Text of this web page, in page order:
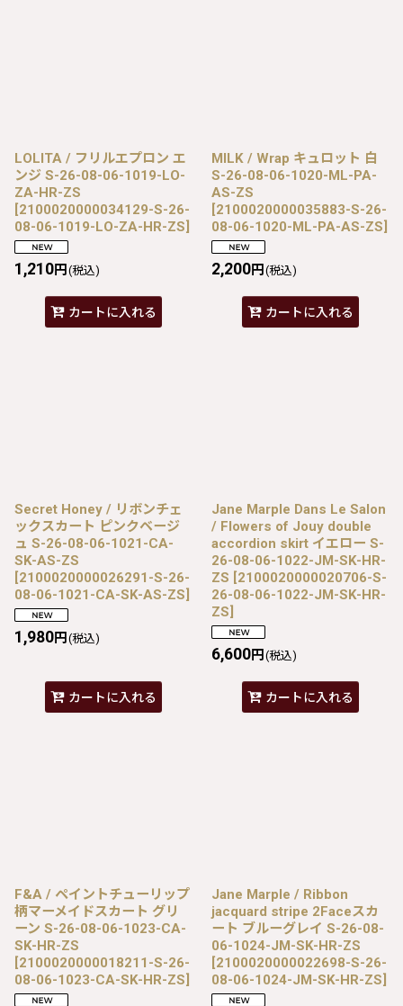
LOLITA / フリルエプロン エ
ンジ S-26-08-06-1019-LO-
ZA-HR-ZS
[2100020000034129-S-26-
08-06-1019-LO-ZA-HR-ZS]
1,210円 (税込)
カートに入れる
MILK / Wrap キュロット 白
S-26-08-06-1020-ML-PA-
AS-ZS
[2100020000035883-S-26-
08-06-1020-ML-PA-AS-ZS]
2,200円 (税込)
カートに入れる
Secret Honey / リボンチェ
ックスカート ピンクベージ
ュ S-26-08-06-1021-CA-
SK-AS-ZS
[2100020000026291-S-26-
08-06-1021-CA-SK-AS-ZS]
1,980円 (税込)
カートに入れる
Jane Marple Dans Le Salon
/ Flowers of Jouy double
accordion skirt イエロー S-
26-08-06-1022-JM-SK-HR-
ZS [2100020000020706-S-
26-08-06-1022-JM-SK-HR-
ZS]
6,600円 (税込)
カートに入れる
F&A / ペイントチューリップ
柄マーメイドスカート グリ
ーン S-26-08-06-1023-CA-
SK-HR-ZS
[2100020000018211-S-26-
08-06-1023-CA-SK-HR-ZS]
Jane Marple / Ribbon
jacquard stripe 2Faceスカ
ート ブルーグレイ S-26-08-
06-1024-JM-SK-HR-ZS
[2100020000022698-S-26-
08-06-1024-JM-SK-HR-ZS]